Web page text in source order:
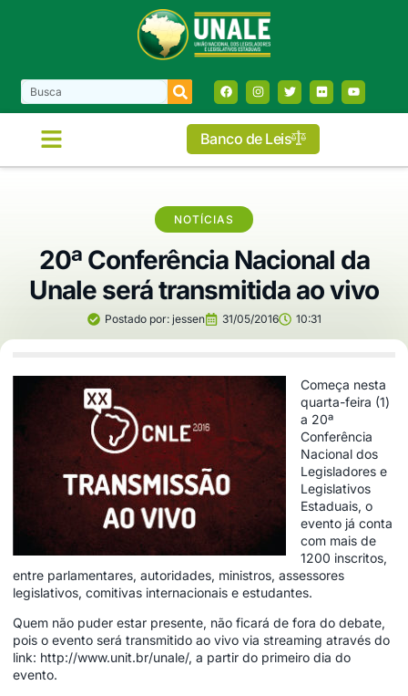
Banco de Leis
NOTÍCIAS
20ª Conferência Nacional da
Unale será transmitida ao vivo
Postado por:jessen 31/05/2016 10:31
Começa nesta
quarta-feira (1)
a 20ª
Conferência
Nacional dos
Legisladores e
Legislativos
Estaduais, o
evento já conta
com mais de
1200 inscritos,
entre parlamentares, autoridades, ministros, assessores
legislativos, comitivas internacionais e estudantes.
Quem não puder estar presente, não ficará de fora do debate,
pois o evento será transmitido ao vivo via streaming através do
link: http://www.unit.br/unale/, a partir do primeiro dia do
evento.